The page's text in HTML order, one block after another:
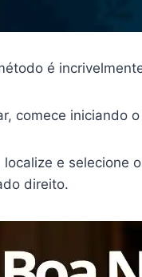
é
comece iniciando
localize e selecione
direito.